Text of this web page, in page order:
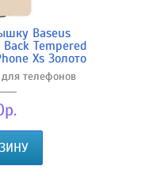
Baseus
Tempered
Xs Золото
телефонов